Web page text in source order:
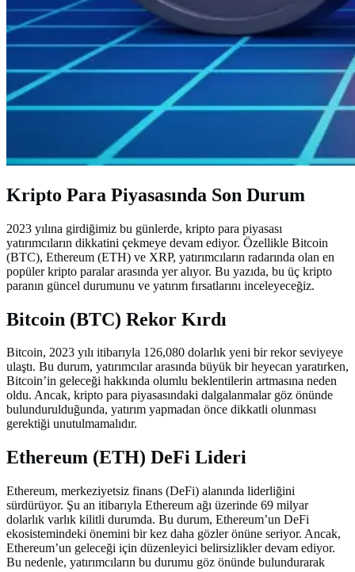
Kripto Para Piyasasında Son Durum
2023 yılına girdiğimiz bu günlerde, kripto para piyasası
yatırımcıların dikkatini çekmeye devam ediyor. Özellikle Bitcoin
(BTC), Ethereum (ETH) ve XRP, yatırımcıların radarında olan en
popüler kripto paralar arasında yer alıyor. Bu yazıda, bu üç kripto
paranın güncel durumunu ve yatırım fırsatlarını inceleyeceğiz.
Bitcoin (BTC) Rekor Kırdı
Bitcoin, 2023 yılı itibarıyla 126,080 dolarlık yeni bir rekor seviyeye
ulaştı. Bu durum, yatırımcılar arasında büyük bir heyecan yaratırken,
Bitcoin’in geleceği hakkında olumlu beklentilerin artmasına neden
oldu. Ancak, kripto para piyasasındaki dalgalanmalar göz önünde
bulundurulduğunda, yatırım yapmadan önce dikkatli olunması
gerektiği unutulmamalıdır.
Ethereum (ETH) DeFi Lideri
Ethereum, merkeziyetsiz finans (DeFi) alanında liderliğini
sürdürüyor. Şu an itibarıyla Ethereum ağı üzerinde 69 milyar
dolarlık varlık kilitli durumda. Bu durum, Ethereum’un DeFi
ekosistemindeki önemini bir kez daha gözler önüne seriyor. Ancak,
Ethereum’un geleceği için düzenleyici belirsizlikler devam ediyor.
Bu nedenle, yatırımcıların bu durumu göz önünde bulundurarak